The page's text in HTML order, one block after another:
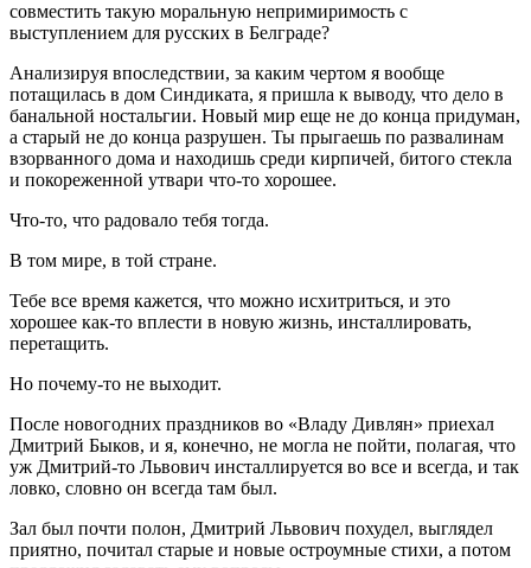
совместить такую моральную непримиримость с
выступлением для русских в Белграде?
Анализируя впоследствии, за каким чертом я вообще
потащилась в дом Синдиката, я пришла к выводу, что дело в
банальной ностальгии. Новый мир еще не до конца придуман,
а старый не до конца разрушен. Ты прыгаешь по развалинам
взорванного дома и находишь среди кирпичей, битого стекла
и покореженной утвари что-то хорошее.
Что-то, что радовало тебя тогда.
В том мире, в той стране.
Тебе все время кажется, что можно исхитриться, и это
хорошее как-то вплести в новую жизнь, инсталлировать,
перетащить.
Но почему-то не выходит.
После новогодних праздников во «Владу Дивлян» приехал
Дмитрий Быков, и я, конечно, не могла не пойти, полагая, что
уж Дмитрий-то Львович инсталлируется во все и всегда, и так
ловко, словно он всегда там был.
Зал был почти полон, Дмитрий Львович похудел, выглядел
приятно, почитал старые и новые остроумные стихи, а потом